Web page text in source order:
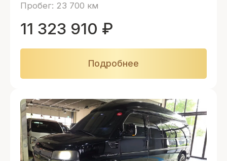
Пробег: 23 700 км
11 323 910 ₽
Подробнее